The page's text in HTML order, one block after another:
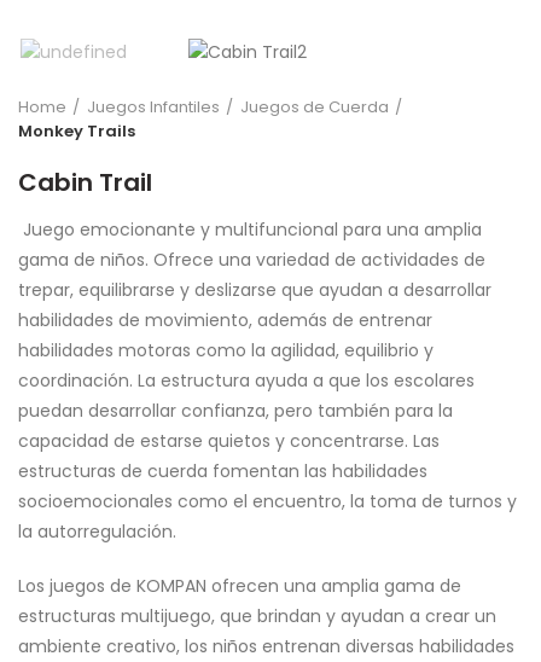
Home Juegos Infantiles
Juegos de Cuerda
Monkey Trails
Cabin Trail
Juego emocionante y multifuncional para una amplia
gama de niños. Ofrece una variedad de actividades de
trepar, equilibrarse y deslizarse que ayudan a desarrollar
habilidades de movimiento, además de entrenar
habilidades motoras como la agilidad, equilibrio y
coordinación. La estructura ayuda a que los escolares
puedan desarrollar confianza, pero también para la
capacidad de estarse quietos y concentrarse. Las
estructuras de cuerda fomentan las habilidades
socioemocionales como el encuentro, la toma de turnos y
la autorregulación.
Los juegos de KOMPAN ofrecen una amplia gama de
estructuras multijuego, que brindan y ayudan a crear un
ambiente creativo, los niños entrenan diversas habilidades